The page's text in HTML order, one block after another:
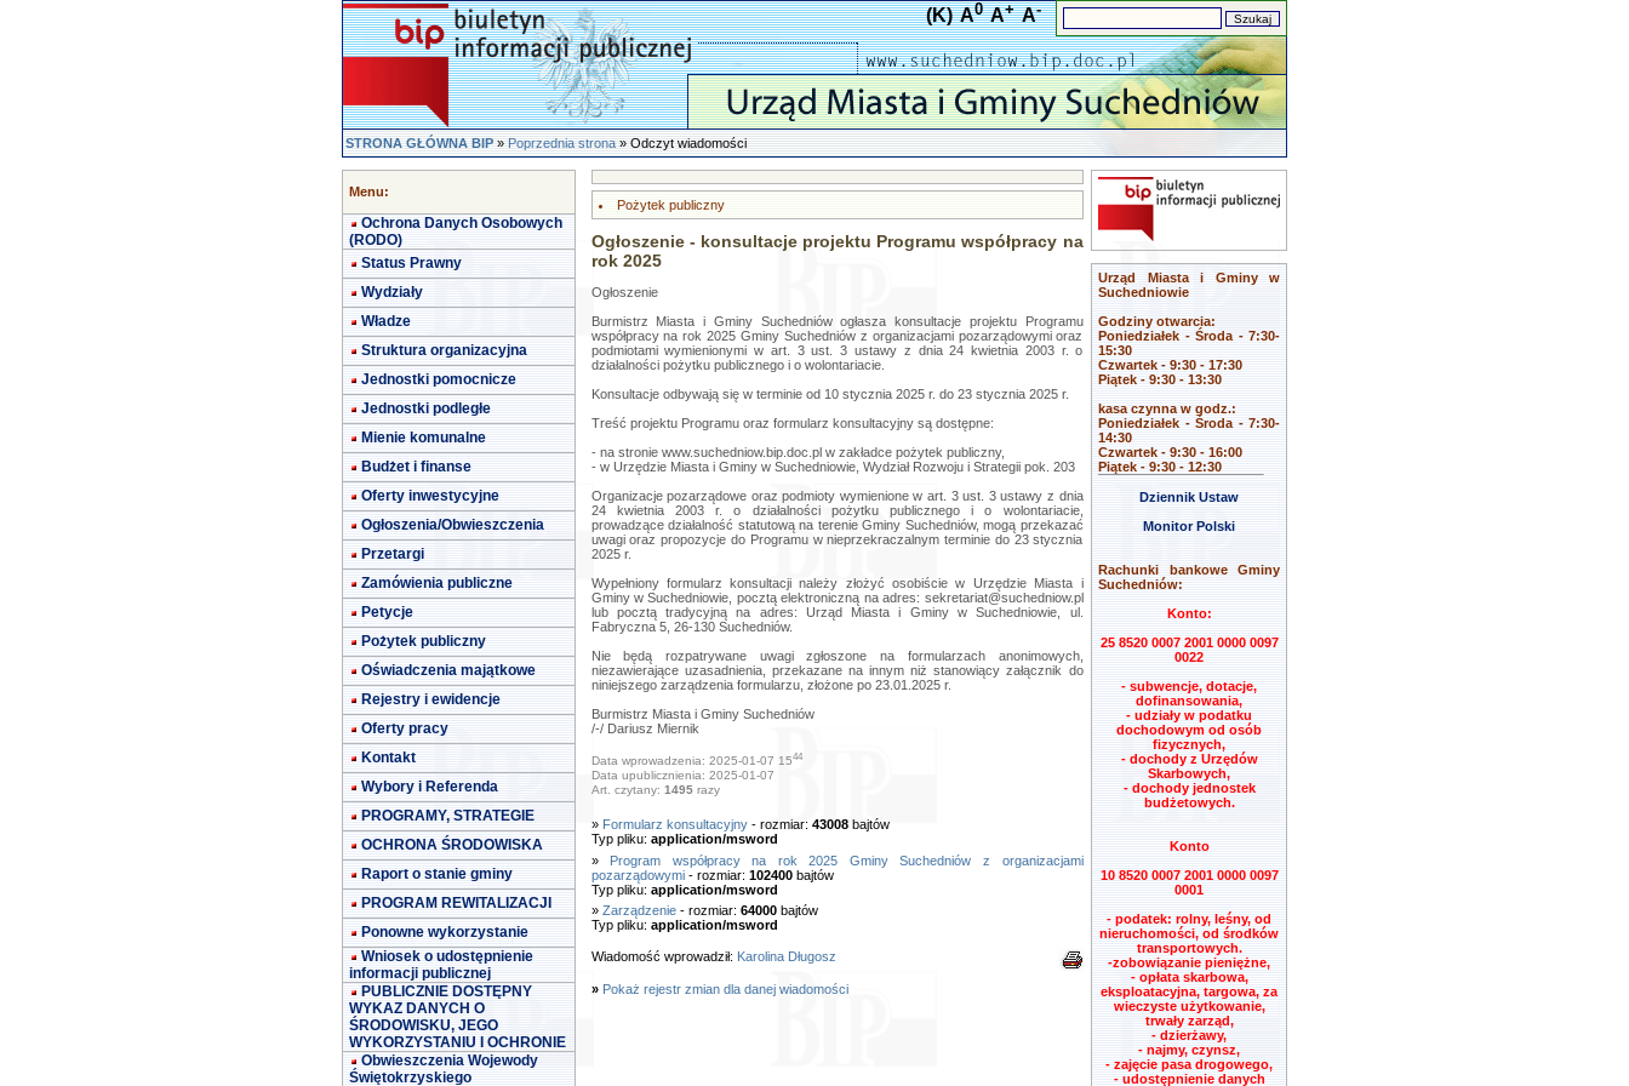
(K) A0 A+ A-
STRONA GŁÓWNA BIP»Poprzednia strona» Odczyt wiadomości
Menu:
Ochrona Danych Osobowych
(RODO)
Status Prawny
Wydziały
Władze
Struktura organizacyjna
Jednostki pomocnicze
Jednostki podległe
Mienie komunalne
Budżet i finanse
Oferty inwestycyjne
Ogłoszenia/Obwieszczenia
Przetargi
Zamówienia publiczne
Petycje
Pożytek publiczny
Oświadczenia majątkowe
Rejestry i ewidencje
Oferty pracy
Kontakt
Wybory i Referenda
PROGRAMY, STRATEGIE
OCHRONA ŚRODOWISKA
Raport o stanie gminy
PROGRAM REWITALIZACJI
Ponowne wykorzystanie
Wniosek o udostępnienie
informacji publicznej
PUBLICZNIE DOSTĘPNY
WYKAZ DANYCH O
ŚRODOWISKU, JEGO
WYKORZYSTANIU I OCHRONIE
Obwieszczenia Wojewody
Świętokrzyskiego
Pożytek publiczny
Ogłoszenie - konsultacje projektu Programu współpracy na
rok 2025
Ogłoszenie
Burmistrz Miasta i Gminy Suchedniów ogłasza konsultacje projektu Programu
współpracy na rok 2025 Gminy Suchedniów z organizacjami pozarządowymi oraz
podmiotami wymienionymi w art. 3 ust. 3 ustawy z dnia 24 kwietnia 2003 r. o
działalności pożytku publicznego i o wolontariacie.
Konsultacje odbywają się w terminie od 10 stycznia 2025 r. do 23 stycznia 2025 r.
Treść projektu Programu oraz formularz konsultacyjny są dostępne:
- na stronie www.suchedniow.bip.doc.pl w zakładce pożytek publiczny,
- w Urzędzie Miasta i Gminy w Suchedniowie, Wydział Rozwoju i Strategii pok. 203
Organizacje pozarządowe oraz podmioty wymienione w art. 3 ust. 3 ustawy z dnia
24 kwietnia 2003 r. o działalności pożytku publicznego i o wolontariacie,
prowadzące działalność statutową na terenie Gminy Suchedniów, mogą przekazać
uwagi oraz propozycje do Programu w nieprzekraczalnym terminie do 23 stycznia
2025 r.
Wypełniony formularz konsultacji należy złożyć osobiście w Urzędzie Miasta i
Gminy w Suchedniowie, pocztą elektroniczną na adres: sekretariat@suchedniow.pl
lub pocztą tradycyjną na adres: Urząd Miasta i Gminy w Suchedniowie, ul.
Fabryczna 5, 26-130 Suchedniów.
Nie będą rozpatrywane uwagi zgłoszone na formularzach anonimowych,
niezawierające uzasadnienia, przekazane na innym niż stanowiący załącznik do
niniejszego zarządzenia formularzu, złożone po 23.01.2025 r.
Burmistrz Miasta i Gminy Suchedniów
/-/ Dariusz Miernik
Data wprowadzenia: 2025-01-07 1544
Data upublicznienia: 2025-01-07
Art. czytany: 1495razy
» Formularz konsultacyjny- rozmiar: 43008bajtów
Typ pliku: application/msword
» Program współpracy na rok 2025 Gminy Suchedniów z organizacjami
pozarządowymi - rozmiar: 102400bajtów
Typ pliku: application/msword
» Zarządzenie- rozmiar: 64000bajtów
Typ pliku: application/msword
Wiadomość wprowadził: Karolina Długosz
» Pokaż rejestr zmian dla danej wiadomości
Urząd Miasta i Gminy w
Suchedniowie
Godziny otwarcia:
Poniedziałek - Środa - 7:30-
15:30
Czwartek - 9:30 - 17:30
Piątek - 9:30 - 13:30
kasa czynna w godz.:
Poniedziałek - Środa - 7:30-
14:30
Czwartek - 9:30 - 16:00
Piątek - 9:30 - 12:30
Dziennik Ustaw
Monitor Polski
Rachunki bankowe Gminy
Suchedniów:
Konto:
25 8520 0007 2001 0000 0097
0022
- subwencje, dotacje,
dofinansowania,
- udziały w podatku
dochodowym od osób
fizycznych,
- dochody z Urzędów
Skarbowych,
- dochody jednostek
budżetowych.
Konto
10 8520 0007 2001 0000 0097
0001
- podatek: rolny, leśny, od
nieruchomości, od środków
transportowych.
-zobowiązanie pieniężne,
- opłata skarbowa,
eksploatacyjna, targowa, za
wieczyste użytkowanie,
trwały zarząd,
- dzierżawy,
- najmy, czynsz,
- zajęcie pasa drogowego,
- udostępnienie danych